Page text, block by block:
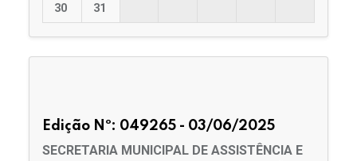
30 31
Edição Nº: 049265 - 03/06/2025
SECRETARIA MUNICIPAL DE ASSISTÊNCIA E